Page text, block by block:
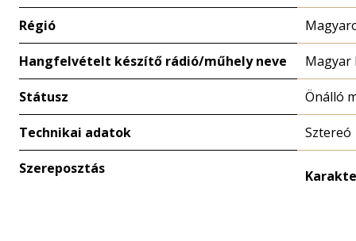
Régió
Hangfelvételt készítő rádió/műhely neve Magyar
Státusz Önálló
Technikai adatok Sztereó
Szereposztás